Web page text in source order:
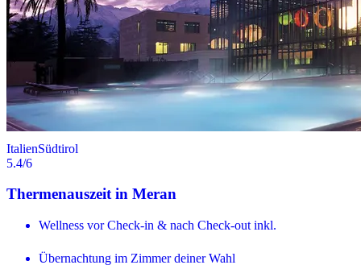
ItalienSüdtirol
5.4/6
Thermenauszeit in Meran
Wellness vor Check-in & nach Check-out inkl.
Übernachtung im Zimmer deiner Wahl